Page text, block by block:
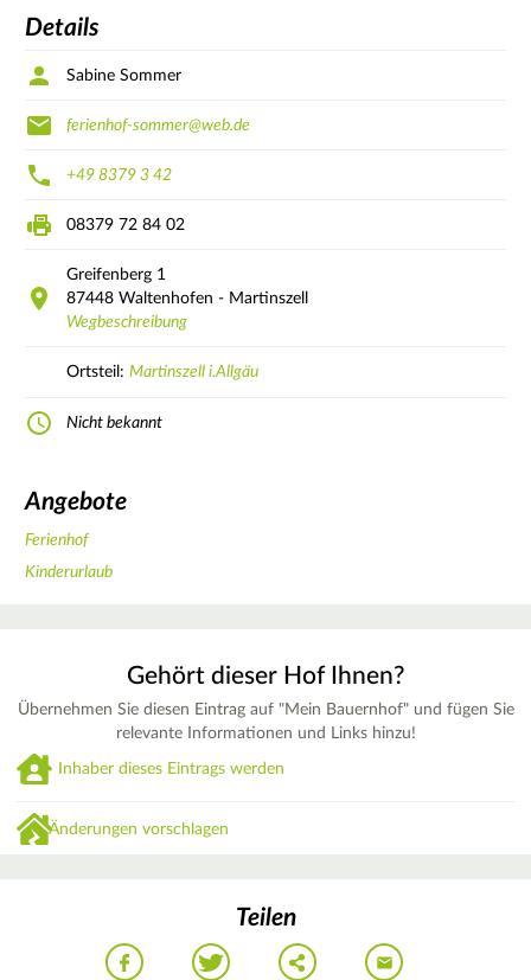
Details
Sabine Sommer
ferienhof-sommer@web.de
+49 8379 3 42
08379 72 84 02
Greifenberg 1
87448 Waltenhofen - Martinszell
Wegbeschreibung
Ortsteil: Martinszell i.Allgäu
Nicht bekannt
Angebote
Ferienhof
Kinderurlaub
Gehört dieser Hof Ihnen?
Übernehmen Sie diesen Eintrag auf "Mein Bauernhof" und fügen Sie
relevante Informationen und Links hinzu!
Inhaber dieses Eintrags werden
Änderungen vorschlagen
Teilen